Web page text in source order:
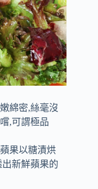
綿密,絲毫沒
,可謂極品
果以糖漬烘
新鮮蘋果的